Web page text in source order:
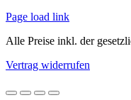
Page load link
Alle Preise inkl. der
Vertrag widerrufen